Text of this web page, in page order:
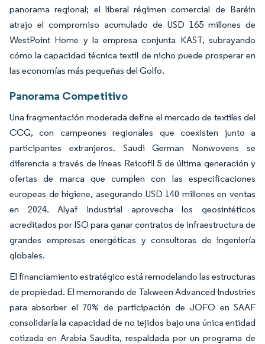
panorama regional; el liberal régimen comercial de Baréin
atrajo el compromiso acumulado de USD 165 millones de
WestPoint Home y la empresa conjunta KAST, subrayando
cómo la capacidad técnica textil de nicho puede prosperar en
las economías más pequeñas del Golfo.
Panorama Competitivo
Una fragmentación moderada define el mercado de textiles del
CCG, con campeones regionales que coexisten junto a
participantes extranjeros. Saudi German Nonwovens se
diferencia a través de líneas Reicofil 5 de última generación y
ofertas de marca que cumplen con las especificaciones
europeas de higiene, asegurando USD 140 millones en ventas
en 2024. Alyaf Industrial aprovecha los geosintéticos
acreditados por ISO para ganar contratos de infraestructura de
grandes empresas energéticas y consultoras de ingeniería
globales.
El financiamiento estratégico está remodelando las estructuras
de propiedad. El memorando de Takween Advanced Industries
para absorber el 70% de participación de JOFO en SAAF
consolidaría la capacidad de no tejidos bajo una única entidad
cotizada en Arabia Saudita, respaldada por un programa de